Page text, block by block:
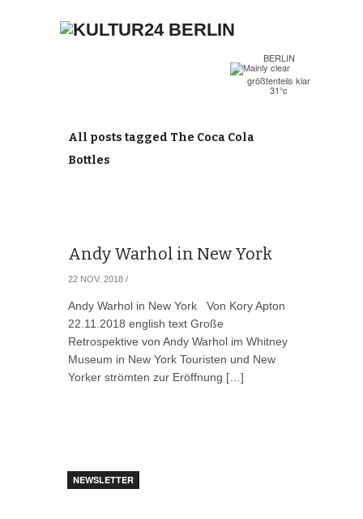
BERLIN
größtenteils klar
31°c
All posts tagged The Coca Cola
Bottles
Andy Warhol in New York
22 NOV. 2018 /
Andy Warhol in New York Von Kory Apton
22.11.2018 english text Große
Retrospektive von Andy Warhol im Whitney
Museum in New York Touristen und New
Yorker strömten zur Eröffnung […]
NEWSLETTER